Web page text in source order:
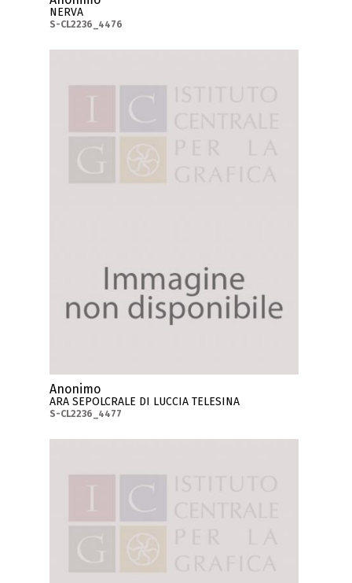
NERVA
S-CL2236_4476
Anonimo
ARA SEPOLCRALE DI LUCCIA TELESINA
S-CL2236_4477